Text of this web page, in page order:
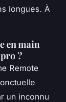
longues. À
en main
?
Remote
un inconnu